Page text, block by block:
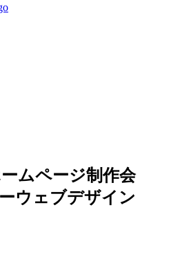
ムページ制作会
ウェブデザイン